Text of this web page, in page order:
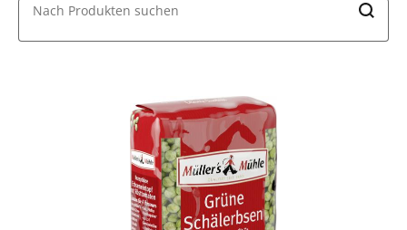
Nach Produkten suchen